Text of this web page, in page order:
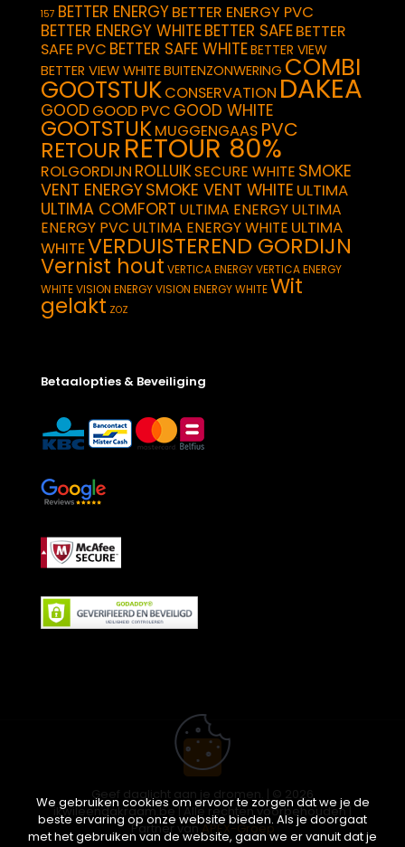
157 BETTER ENERGYBETTER ENERGY PVC
BETTER ENERGY WHITEBETTER SAFEBETTER
SAFE PVC BETTER SAFE WHITEBETTER VIEW
BETTER VIEW WHITEBUITENZONWERING COMBI
GOOTSTUKCONSERVATION DAKEA
GOOD GOOD PVC GOOD WHITE
GOOTSTUKMUGGENGAAS PVC
RETOUR RETOUR 80%
ROLGORDIJN ROLLUIKSECURE WHITE SMOKE
VENT ENERGYSMOKE VENT WHITE ULTIMA
ULTIMA COMFORT ULTIMA ENERGYULTIMA
ENERGY PVC ULTIMA ENERGY WHITE ULTIMA
WHITEVERDUISTEREND GORDIJN
Vernist hout VERTICA ENERGYVERTICA ENERGY
WHITEVISION ENERGYVISION ENERGY WHITEWit
gelakt ZOZ
Betaalopties & Beveiliging
Geef daglicht aan je dromen. | © 2026
ikwileendakraam.be | Alle rechten voorbehouden |
Partner vanAPEX-Groep
We gebruiken cookies om ervoor te zorgen dat we je de
beste ervaring op onze website bieden. Als je doorgaat
met het gebruiken van de website, gaan we er vanuit dat je